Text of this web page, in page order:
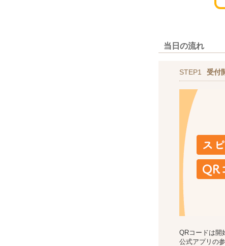
当日の流れ
STEP1 受付
QRコードは開
公式アプリの